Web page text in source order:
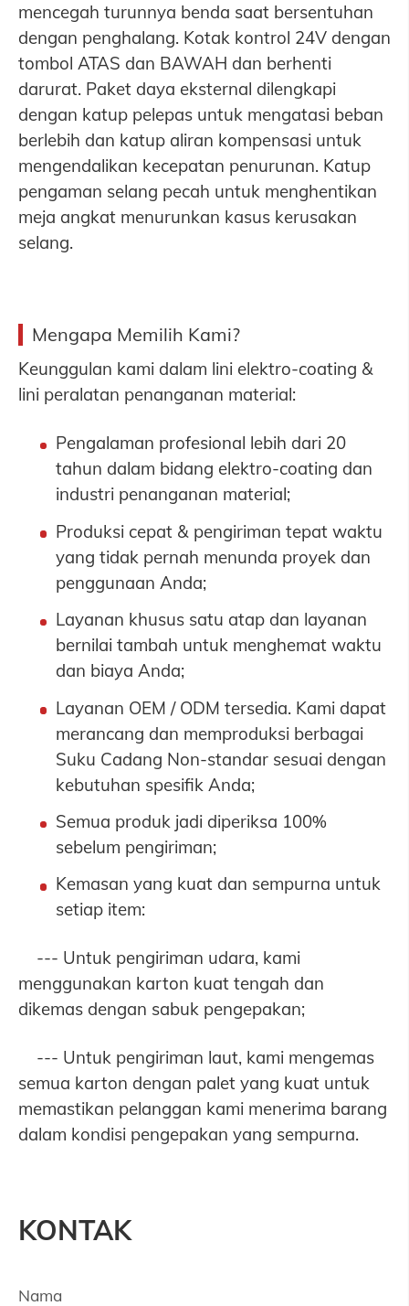
mencegah turunnya benda saat bersentuhan
dengan penghalang. Kotak kontrol 24V dengan
tombol ATAS dan BAWAH dan berhenti
darurat. Paket daya eksternal dilengkapi
dengan katup pelepas untuk mengatasi beban
berlebih dan katup aliran kompensasi untuk
mengendalikan kecepatan penurunan. Katup
pengaman selang pecah untuk menghentikan
meja angkat menurunkan kasus kerusakan
selang.
Mengapa Memilih Kami?
Keunggulan kami dalam lini elektro-coating &
lini peralatan penanganan material:
Pengalaman profesional lebih dari 20
tahun dalam bidang elektro-coating dan
industri penanganan material;
Produksi cepat & pengiriman tepat waktu
yang tidak pernah menunda proyek dan
penggunaan Anda;
Layanan khusus satu atap dan layanan
bernilai tambah untuk menghemat waktu
dan biaya Anda;
Layanan OEM / ODM tersedia. Kami dapat
merancang dan memproduksi berbagai
Suku Cadang Non-standar sesuai dengan
kebutuhan spesifik Anda;
Semua produk jadi diperiksa 100%
sebelum pengiriman;
Kemasan yang kuat dan sempurna untuk
setiap item:
--- Untuk pengiriman udara, kami
menggunakan karton kuat tengah dan
dikemas dengan sabuk pengepakan;
--- Untuk pengiriman laut, kami mengemas
semua karton dengan palet yang kuat untuk
memastikan pelanggan kami menerima barang
dalam kondisi pengepakan yang sempurna.
KONTAK
Nama